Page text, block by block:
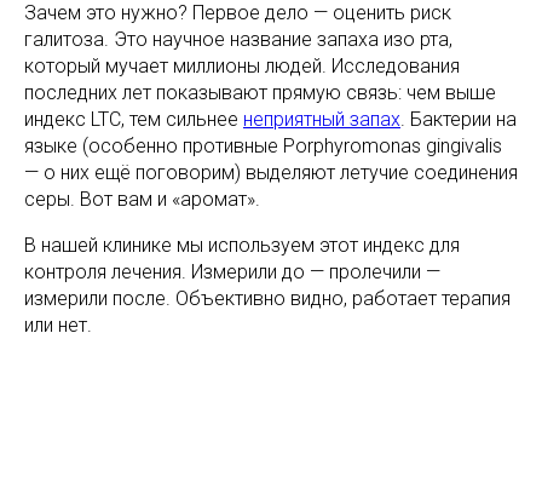
Зачем это нужно? Первое дело — оценить риск
галитоза. Это научное название запаха изо рта,
который мучает миллионы людей. Исследования
последних лет показывают прямую связь: чем выше
индекс LTC, тем сильнее неприятный запах. Бактерии на
языке (особенно противные Porphyromonas gingivalis
— о них ещё поговорим) выделяют летучие соединения
серы. Вот вам и «аромат».
В нашей клинике мы используем этот индекс для
контроля лечения. Измерили до — пролечили —
измерили после. Объективно видно, работает терапия
или нет.